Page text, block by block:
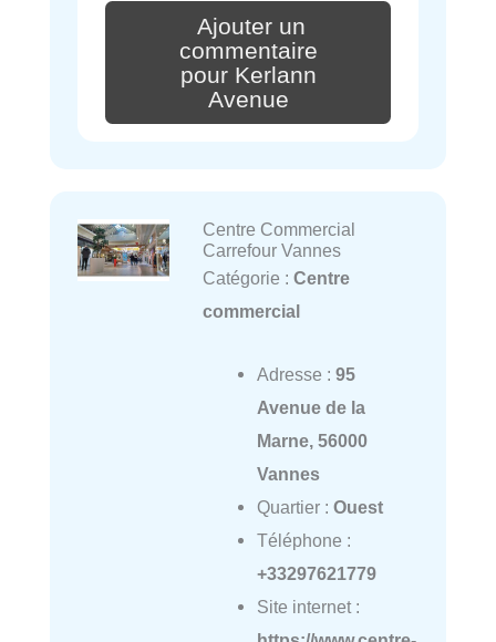
Ajouter un
commentaire
pour Kerlann
Avenue
Centre Commercial
Carrefour Vannes
Catégorie : Centre
commercial
Adresse : 95
Avenue de la
Marne, 56000
Vannes
Quartier : Ouest
Téléphone :
+33297621779
Site internet :